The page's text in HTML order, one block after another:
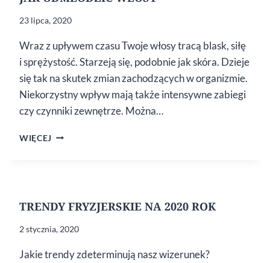
23 lipca, 2020
Wraz z upływem czasu Twoje włosy tracą blask, siłę
i sprężystość. Starzeją się, podobnie jak skóra. Dzieje
się tak na skutek zmian zachodzących w organizmie.
Niekorzystny wpływ mają także intensywne zabiegi
czy czynniki zewnętrze. Można…
WIĘCEJ JAK
TRENDY FRYZJERSKIE NA 2020 ROK
2 stycznia, 2020
Jakie trendy zdeterminują nasz wizerunek?